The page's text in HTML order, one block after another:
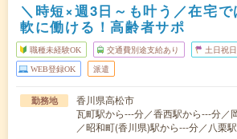
＼時短×週3日～も叶う／在宅
軟に働ける！高齢者サポ
職種未経験OK 交通費別途支給あり 土日祝
WEB登録OK 派遣
勤務地
香川県高松市
瓦町駅から---分／香西駅から---分／
／昭和町(香川県)駅から---分／八栗